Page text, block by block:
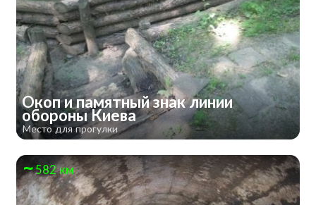
Окоп и памятный знак линии
обороны Киева
Место для прогулки
582 км